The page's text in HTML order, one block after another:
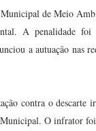
de Meio
A penalidade
a autuação nas
contra o
O infrator